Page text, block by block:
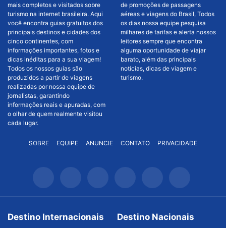
mais completos e visitados sobre
turismo na internet brasileira. Aqui
você encontra guias gratuitos dos
principais destinos e cidades dos
cinco continentes, com
informações importantes, fotos e
dicas inéditas para a sua viagem!
Todos os nossos guias são
produzidos a partir de viagens
realizadas por nossa equipe de
jornalistas, garantindo
informações reais e apuradas, com
o olhar de quem realmente visitou
cada lugar.
de promoções de passagens
aéreas e viagens do Brasil, Todos
os dias nossa equipe pesquisa
milhares de tarifas e alerta nossos
leitores sempre que encontra
alguma oportunidade de viajar
barato, além das principais
notícias, dicas de viagem e
turismo.
SOBRE EQUIPE ANUNCIE CONTATO PRIVACIDADE
Destino Internacionais Destino Nacionais